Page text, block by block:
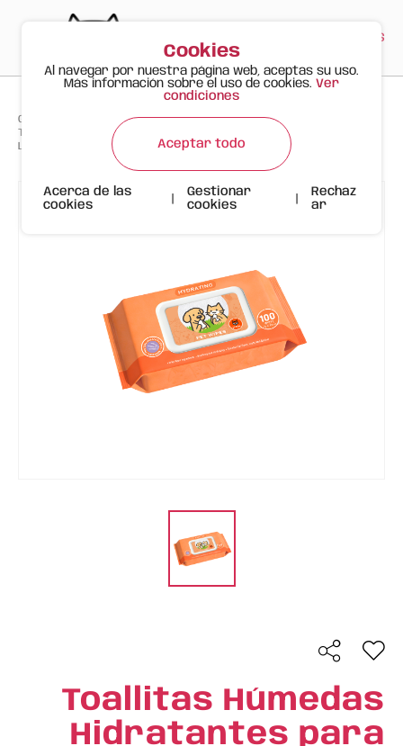
ES
Gato Feliz Productos > >
Toallitas Húmedas Hidratantes para Mascotas FOFOS (100 uds) –
Lavanda
Toallitas Húmedas
Hidratantes para
Cookies
Al navegar por nuestra página web, aceptas su uso.
Más información sobre el uso de cookies. Ver
condiciones
Aceptar todo
Acerca de las
cookies
Gestionar
cookies
Rechaz
ar